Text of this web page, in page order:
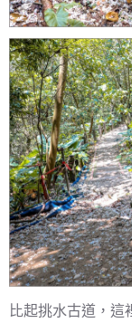
比起挑水古道，這